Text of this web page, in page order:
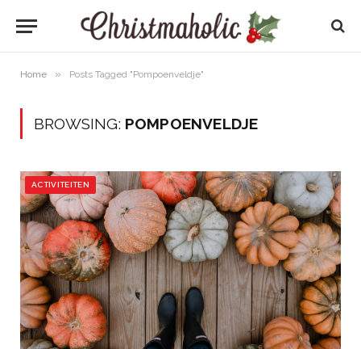
Home » Posts Tagged "Pompoenveldje"
BROWSING: POMPOENVELDJE
ACTIVITEITEN